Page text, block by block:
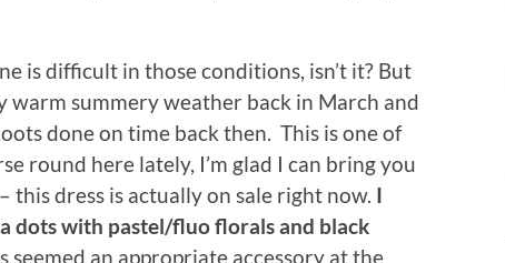
is difficult in those conditions, isn’t it? But
warm summery weather back in March and
done on time back then. This is one of
round here lately, I’m glad I can bring you
dress is actually on sale right now. I
dots with pastel/fluo florals and black
seemed an appropriate accessory at the